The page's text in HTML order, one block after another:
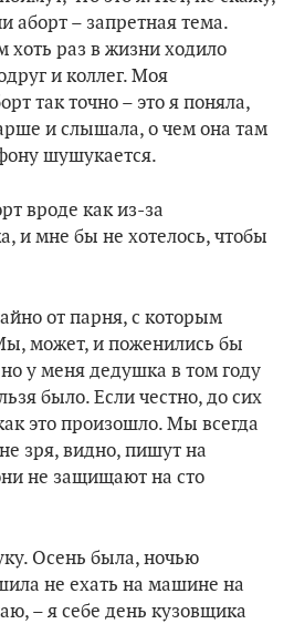
аборт – запретная тема.
хоть раз в жизни ходило
и коллег. Моя
так точно – это я поняла,
и слышала, о чем она там
шушукается.
вроде как из-за
и мне бы не хотелось, чтобы
от парня, с которым
может, и поженились бы
у меня дедушка в том году
было. Если честно, до сих
это произошло. Мы всегда
зря, видно, пишут на
не защищают на сто
Осень была, ночью
не ехать на машине на
– я себе день кузовщика